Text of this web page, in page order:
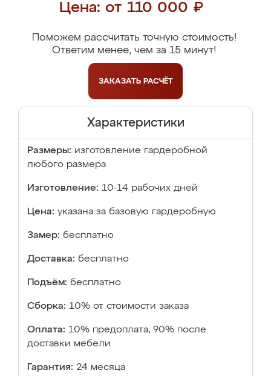
Цена: от 110 000 ₽
Поможем рассчитать точную стоимость!
Ответим менее, чем за 15 минут!
ЗАКАЗАТЬ РАСЧЁТ
Характеристики
Размеры: изготовление гардеробной
любого размера
Изготовление: 10-14 рабочих дней
Цена: указана за базовую гардеробную
Замер: бесплатно
Доставка: бесплатно
Подъём: бесплатно
Сборка: 10% от стоимости заказа
Оплата: 10% предоплата, 90% после
доставки мебели
Гарантия: 24 месяца